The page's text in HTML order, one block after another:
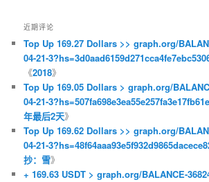
近期评论
Top Up 169.27 Dollars >> graph.org/
04-21-
《2018》
Top Up 169.05 Dollars > graph.org/
04-21-
年最后2天》
Top Up 169.62 Dollars >> graph.org/
04-21-
抄：雪》
+ 169.63 USDT > graph.org/BALANCE-